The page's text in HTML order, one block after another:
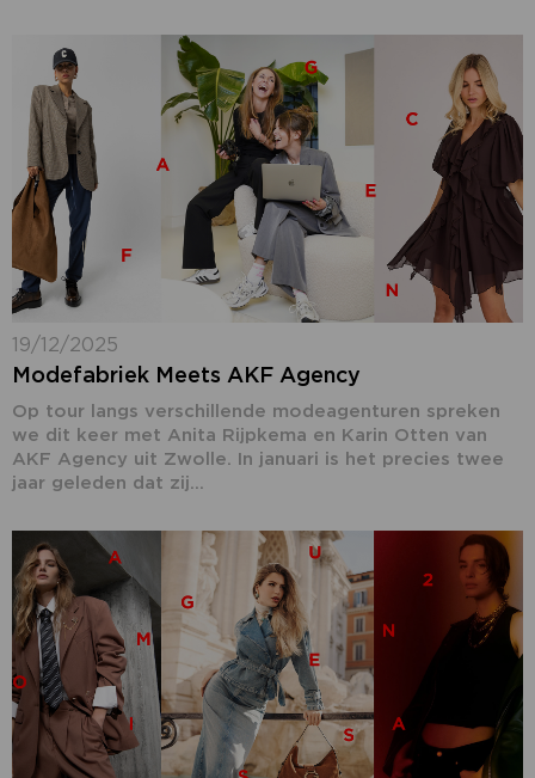
19/12/2025
Modefabriek Meets AKF Agency
Op tour langs verschillende modeagenturen spreken
we dit keer met Anita Rijpkema en Karin Otten van
AKF Agency uit Zwolle. In januari is het precies twee
jaar geleden dat zij...